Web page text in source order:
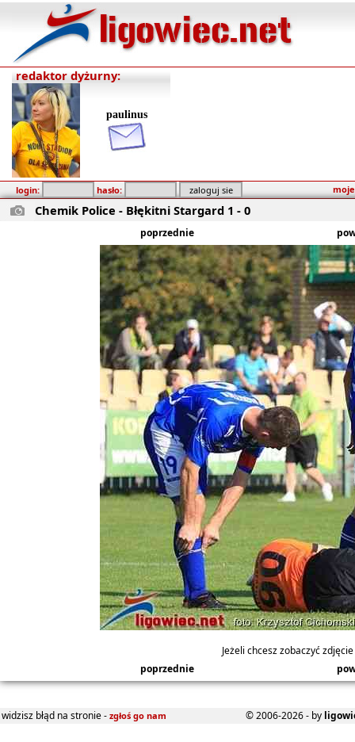
redaktor dyżurny:
paulinus
login: hasło:
Chemik Police - Błękitni Stargard 1 - 0
poprzednie
Jeżeli chcesz zobaczyć
poprzednie
widzisz błąd na stronie - zgłoś go nam © 2006-2026 - by